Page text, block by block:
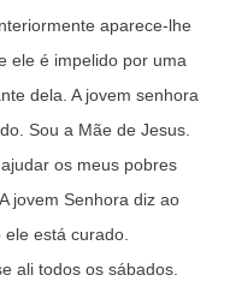
aparece-lhe
ele é impelido por uma
dela. A jovem senhora
Sou a Mãe de Jesus.
os meus pobres
jovem Senhora diz ao
está curado.
ali todos os sábados.